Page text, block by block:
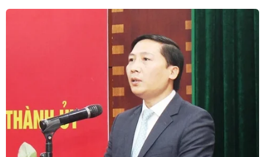
Australia phê duyệt tiêm vaccine của